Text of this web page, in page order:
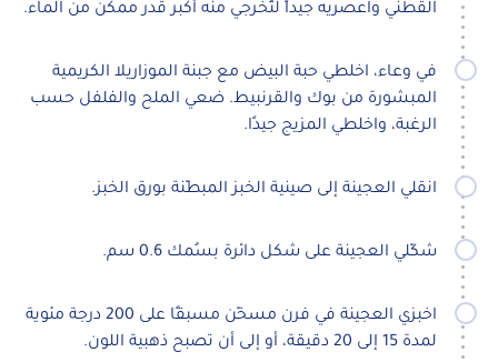
القطني واعصريه جيداً لتُخرجي منه أكبر قدر ممكن من الماء.
في وعاء، اخلطي حبة البيض مع جبنة الموزاريلا الكريمية
المبشورة من بوك والقرنبيط. ضعي الملح والفلفل حسب
الرغبة، واخلطي المزيج جيدًا.
انقلي العجينة إلى صينية الخبز المبطّنة بورق الخبز.
شكّلي العجينة على شكل دائرة بسُمك 0.6 سم.
اخبزي العجينة في فرن مسخّن مسبقًا على 200 درجة مئوية
لمدة 15 إلى 20 دقيقة، أو إلى أن تصبح ذهبية اللون.